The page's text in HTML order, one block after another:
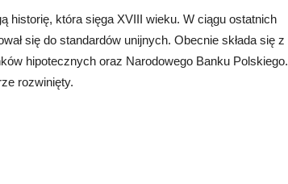
historię, która sięga XVIII wieku. W ciągu ostatnich
się do standardów unijnych. Obecnie składa się z
hipotecznych oraz Narodowego Banku Polskiego.
rozwinięty.